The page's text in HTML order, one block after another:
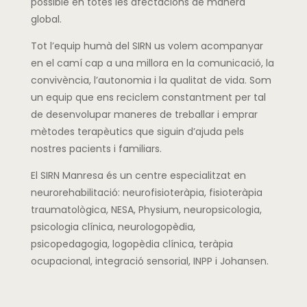
global.
Tot l’equip humà del SIRN us volem acompanyar
en el camí cap a una millora en la comunicació, la
convivència, l’autonomia i la qualitat de vida. Som
un equip que ens reciclem constantment per tal
de desenvolupar maneres de treballar i emprar
mètodes terapèutics que siguin d’ajuda pels
nostres pacients i familiars.
El SIRN Manresa és un centre especialitzat en
neurorehabilitació: neurofisioteràpia, fisioteràpia
traumatològica, NESA, Physium, neuropsicologia,
psicologia clínica, neurologopèdia,
psicopedagogia, logopèdia clínica, teràpia
ocupacional, integració sensorial, INPP i Johansen.